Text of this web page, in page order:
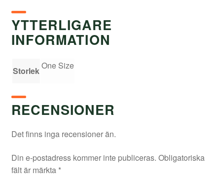
YTTERLIGARE
INFORMATION
StorlekOne Size
RECENSIONER
Det finns inga recensioner än.
Din e-postadress kommer inte publiceras. Obligatoriska
fält är märkta *